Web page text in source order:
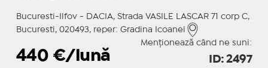
Bucuresti-Ilfov - DACIA, Strada VASILE LASCAR 71 corp C,
Bucuresti, 020493, reper: Gradina Icoanei
Menționează când ne suni:
440 €/lună ID: 2497